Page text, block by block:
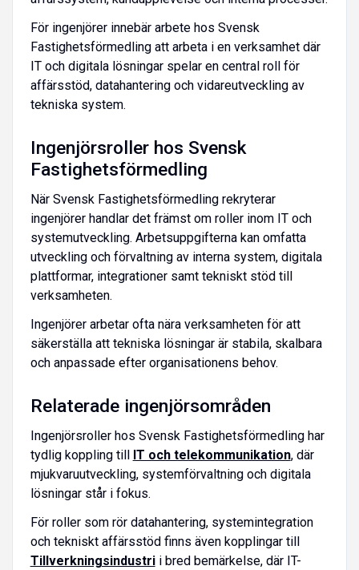
För ingenjörer innebär arbete hos Svensk
Fastighetsförmedling att arbeta i en verksamhet där
IT och digitala lösningar spelar en central roll för
affärsstöd, datahantering och vidareutveckling av
tekniska system.
Ingenjörsroller hos Svensk
Fastighetsförmedling
När Svensk Fastighetsförmedling rekryterar
ingenjörer handlar det främst om roller inom IT och
systemutveckling. Arbetsuppgifterna kan omfatta
utveckling och förvaltning av interna system, digitala
plattformar, integrationer samt tekniskt stöd till
verksamheten.
Ingenjörer arbetar ofta nära verksamheten för att
säkerställa att tekniska lösningar är stabila, skalbara
och anpassade efter organisationens behov.
Relaterade ingenjörsområden
Ingenjörsroller hos Svensk Fastighetsförmedling har
tydlig koppling till IT och telekommunikation, där
mjukvaruutveckling, systemförvaltning och digitala
lösningar står i fokus.
För roller som rör datahantering, systemintegration
och tekniskt affärsstöd finns även kopplingar till
Tillverkningsindustrii bred bemärkelse, där IT-